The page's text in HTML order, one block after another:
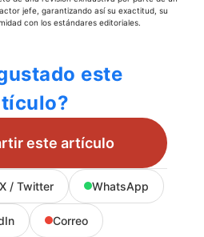
jefe, garantizando así su exactitud, su
con los estándares editoriales.
este
este artículo
X / Twitter WhatsApp
Correo